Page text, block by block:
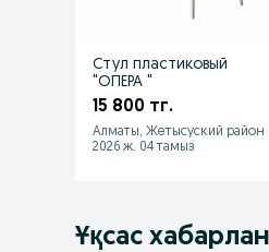
Стул пластиковый
"ОПЕРА "
15 800 тг.
Алматы, Жетысуский район
2026 ж. 04 тамыз
Ұқсас